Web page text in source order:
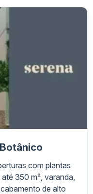
com plantas
350 m², varanda,
de alto